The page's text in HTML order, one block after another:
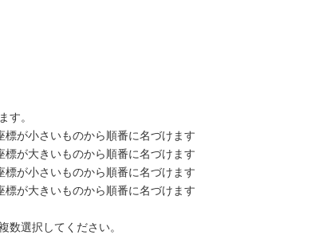
す。
が小さいものから順番に名づけます
が大きいものから順番に名づけます
標が小さいものから順番に名づけます
標が大きいものから順番に名づけます
数選択してください。